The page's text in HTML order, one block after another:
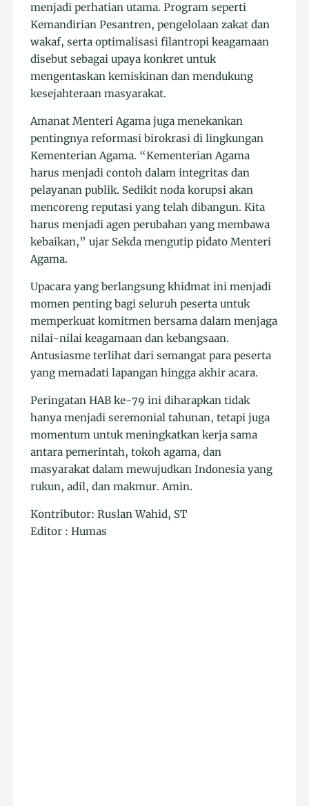
menjadi perhatian utama. Program seperti
Kemandirian Pesantren, pengelolaan zakat dan
wakaf, serta optimalisasi filantropi keagamaan
disebut sebagai upaya konkret untuk
mengentaskan kemiskinan dan mendukung
kesejahteraan masyarakat.
Amanat Menteri Agama juga menekankan
pentingnya reformasi birokrasi di lingkungan
Kementerian Agama. “Kementerian Agama
harus menjadi contoh dalam integritas dan
pelayanan publik. Sedikit noda korupsi akan
mencoreng reputasi yang telah dibangun. Kita
harus menjadi agen perubahan yang membawa
kebaikan,” ujar Sekda mengutip pidato Menteri
Agama.
Upacara yang berlangsung khidmat ini menjadi
momen penting bagi seluruh peserta untuk
memperkuat komitmen bersama dalam menjaga
nilai-nilai keagamaan dan kebangsaan.
Antusiasme terlihat dari semangat para peserta
yang memadati lapangan hingga akhir acara.
Peringatan HAB ke-79 ini diharapkan tidak
hanya menjadi seremonial tahunan, tetapi juga
momentum untuk meningkatkan kerja sama
antara pemerintah, tokoh agama, dan
masyarakat dalam mewujudkan Indonesia yang
rukun, adil, dan makmur. Amin.
Kontributor: Ruslan Wahid, ST
Editor : Humas